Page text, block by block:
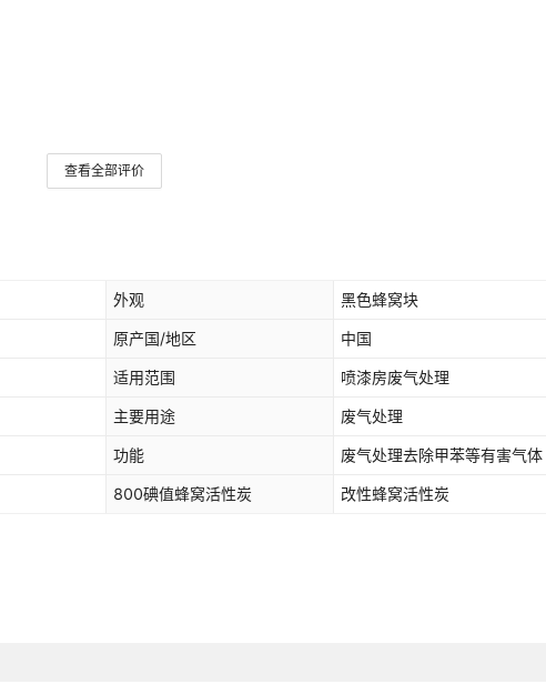
查看全部评价
外观 黑色蜂窝块
原产国/地区 中国
适用范围 喷漆房废气处理
主要用途 废气处理
功能 废气处理去除甲苯等有害气体
800碘值蜂窝活性炭 改性蜂窝活性炭